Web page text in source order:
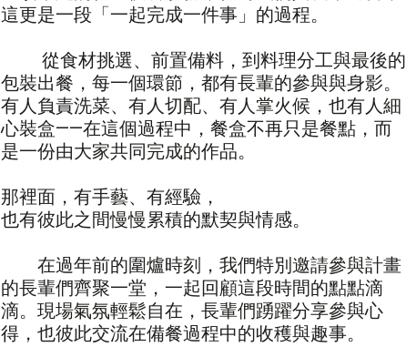
這更是一段「一起完成一件事」的過程。
從食材挑選、前置備料，到料理分工與最後的
包裝出餐，每一個環節，都有長輩的參與與身影。
有人負責洗菜、有人切配、有人掌火候，也有人細
心裝盒——在這個過程中，餐盒不再只是餐點，而
是一份由大家共同完成的作品。
那裡面，有手藝、有經驗，
也有彼此之間慢慢累積的默契與情感。
在過年前的圍爐時刻，我們特別邀請參與計畫
的長輩們齊聚一堂，一起回顧這段時間的點點滴
滴。現場氣氛輕鬆自在，長輩們踴躍分享參與心
得，也彼此交流在備餐過程中的收穫與趣事。